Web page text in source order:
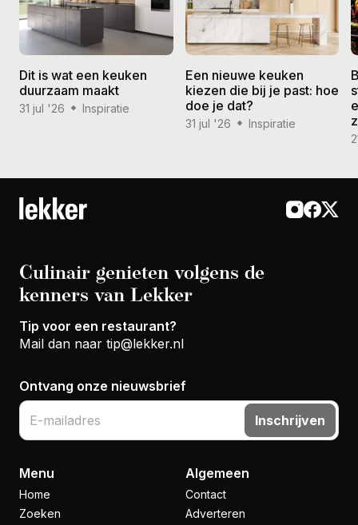
Dit is wat een keuken
duurzaam maakt
31 jul '26 Inspiratie
Een nieuwe keuken
kiezen die bij je past: hoe
doe je dat?
31 jul '26 Inspiratie
Culinair genieten volgens de
kenners van Lekker
Tip voor een restaurant?
Mail dan naar tip@lekker.nl
Ontvang onze nieuwsbrief
Inschrijven
Menu
Home
Zoeken
Algemeen
Contact
Adverteren